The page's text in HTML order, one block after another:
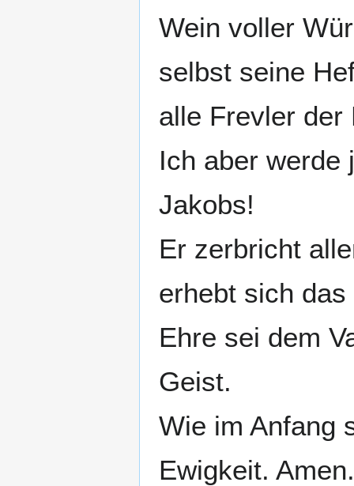
Wein voller
selbst seine
alle Frevler der
Ich aber werde
Jakobs!
Er zerbricht
erhebt sich
Ehre sei dem
Geist.
Wie im Anfang
Ewigkeit. Amen.